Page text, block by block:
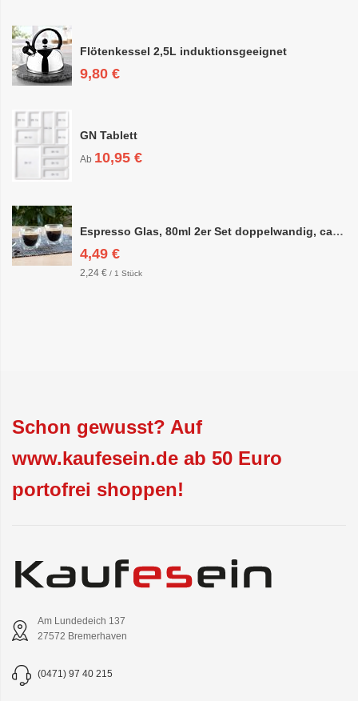
Flötenkessel 2,5L induktionsgeeignet
9,80 €
GN Tablett
Ab 10,95 €
Espresso Glas, 80ml 2er Set doppelwandig, ca. 6,3 x 6,4cm
4,49 €
2,24 € / 1 Stück
Schon gewusst? Auf
www.kaufesein.de ab 50 Euro
portofrei shoppen!
Am Lundedeich 137
27572 Bremerhaven
(0471) 97 40 215